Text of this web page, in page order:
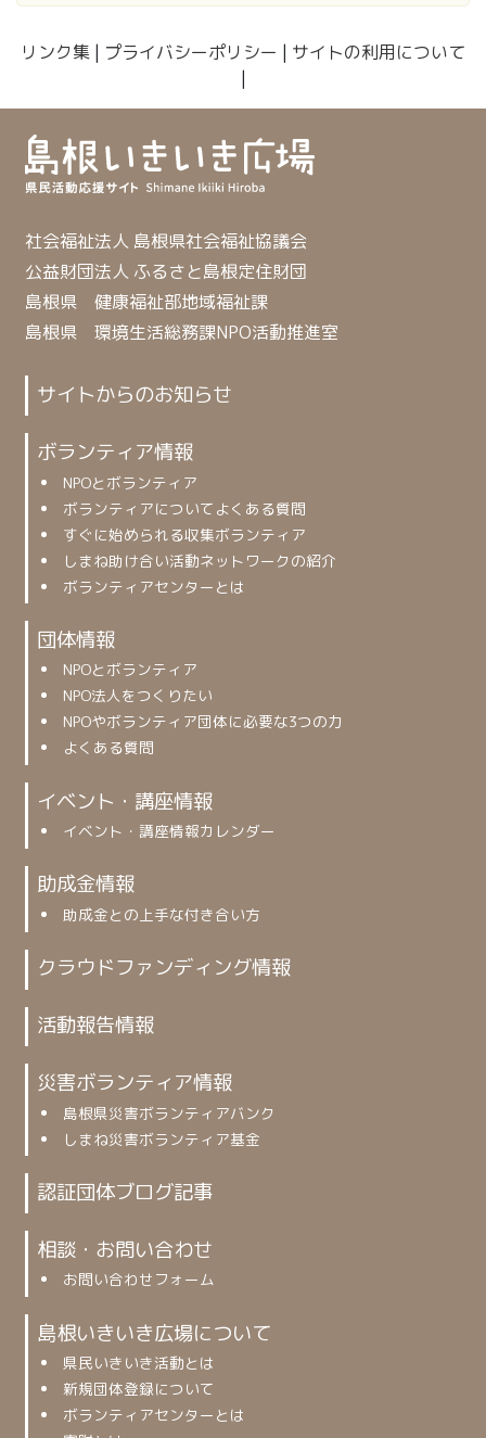
リンク集 | プライバシーポリシー | サイトの利用について
|
社会福祉法人 島根県社会福祉協議会
公益財団法人 ふるさと島根定住財団
島根県 健康福祉部地域福祉課
島根県 環境生活総務課NPO活動推進室
サイトからのお知らせ
ボランティア情報
NPOとボランティア
ボランティアについてよくある質問
すぐに始められる収集ボランティア
しまね助け合い活動ネットワークの紹介
ボランティアセンターとは
団体情報
NPOとボランティア
NPO法人をつくりたい
NPOやボランティア団体に必要な3つの力
よくある質問
イベント・講座情報
イベント・講座情報カレンダー
助成金情報
助成金との上手な付き合い方
クラウドファンディング情報
活動報告情報
災害ボランティア情報
島根県災害ボランティアバンク
しまね災害ボランティア基金
認証団体ブログ記事
相談・お問い合わせ
お問い合わせフォーム
島根いきいき広場について
県民いきいき活動とは
新規団体登録について
ボランティアセンターとは